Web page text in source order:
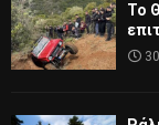
Το